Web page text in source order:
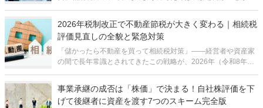
徴課税が発生しています。 こ
2026年税制改正で不動産節税が大きく変わる｜相続税
評価見直しの全貌と緊急対策
「儲かったら不動産を買って相続税対策」――経営者や資産家
の間で長年常識とされてきたこの戦略が、2026年（令和8年）
物件」は、国税庁による評価ル
事業承継の成否は「株価」で決まる！自社株評価を下
げて後継者に資産を渡す7つのスキーム完全版